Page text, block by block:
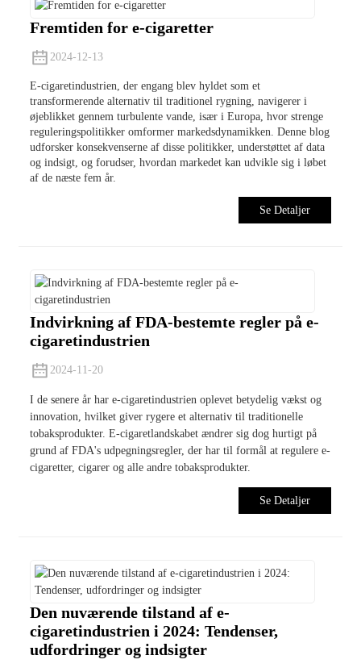
Fremtiden for e-cigaretter
2024-12-13
E-cigaretindustrien, der engang blev hyldet som et
transformerende alternativ til traditionel rygning, navigerer i
øjeblikket gennem turbulente vande, især i Europa, hvor strenge
reguleringspolitikker omformer markedsdynamikken. Denne blog
udforsker konsekvenserne af disse politikker, understøttet af data
og indsigt, og forudser, hvordan markedet kan udvikle sig i løbet
af de næste fem år.
Se Detaljer
Indvirkning af FDA-bestemte regler på e-
cigaretindustrien
2024-11-20
I de senere år har e-cigaretindustrien oplevet betydelig vækst og
innovation, hvilket giver rygere et alternativ til traditionelle
tobaksprodukter. E-cigaretlandskabet ændrer sig dog hurtigt på
grund af FDA's udpegningsregler, der har til formål at regulere e-
cigaretter, cigarer og alle andre tobaksprodukter.
Se Detaljer
Den nuværende tilstand af e-
cigaretindustrien i 2024: Tendenser,
udfordringer og indsigter